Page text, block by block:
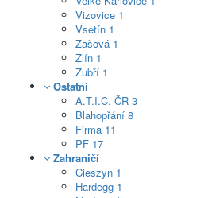
Vizovice 1
Vsetín 1
Zašová 1
Zlín 1
Zubří 1
Ostatní
A.T.I.C. ČR 3
Blahopřání 8
Firma 11
PF 17
Zahraničí
Cieszyn 1
Hardegg 1